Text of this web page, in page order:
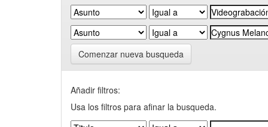
Comenzar nueva busqueda
Añadir filtros:
Usa los filtros para afinar la busqueda.